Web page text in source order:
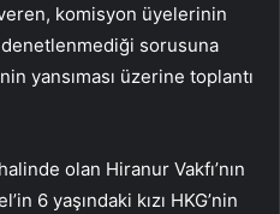
komisyon üyelerinin
denetlenmediği sorusuna
yansıması üzerine toplantı
olan Hiranur Vakfı’nın
6 yaşındaki kızı HKG’nin